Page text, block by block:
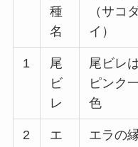
種
名
（サコ
イ）
1
尾
ビ
レ
尾ビレ
ピンク
色
2
エ
エラの